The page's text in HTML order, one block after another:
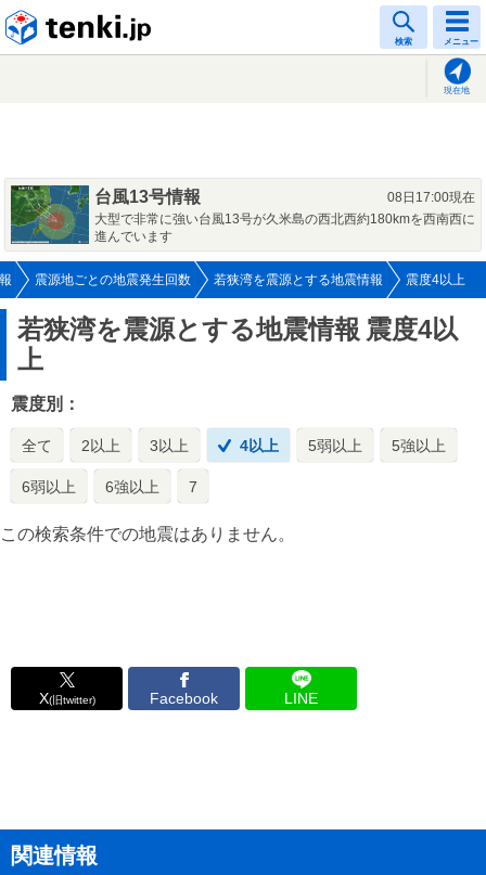
検索 メニュー
現在地
台風13号情報
08日17:00現在
大型で非常に強い台風13号が久米島の西北西約180kmを西南西に
進んでいます
震源地ごとの地震発生回数 若狭湾を震源とする地震情報 震度4以上
若狭湾を震源とする地震情報 震度4以
上
震度別：
全て 2以上 3以上 4以上 5弱以上 5強以上
6弱以上 6強以上 7
この検索条件での地震はありません。
X(旧twitter) Facebook LINE
関連情報